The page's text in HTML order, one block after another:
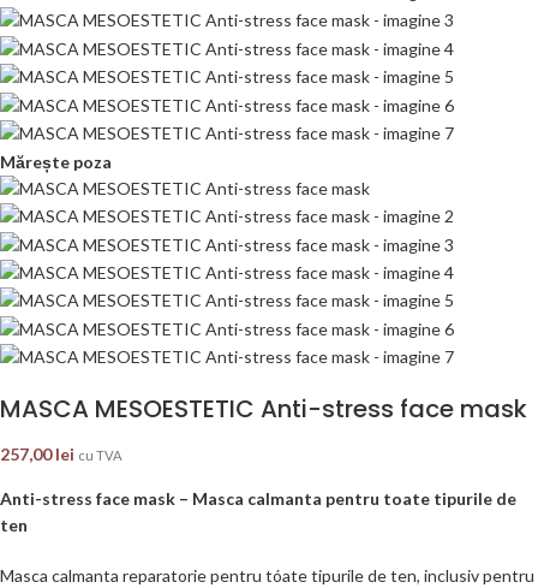
Mărește poza
MASCA MESOESTETIC Anti-stress face mask
257,00lei cu TVA
Anti-stress face mask – Masca calmanta pentru toate tipurile de
ten
Masca calmanta reparatorie pentru tóate tipurile de ten, inclusiv pentru